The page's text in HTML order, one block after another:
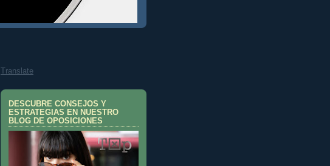
Translate
DESCUBRE CONSEJOS Y
ESTRATEGIAS EN NUESTRO
BLOG DE OPOSICIONES